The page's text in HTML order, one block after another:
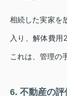
相続した実家を
入り、解体費用
これは、管理の
6. 不動産の